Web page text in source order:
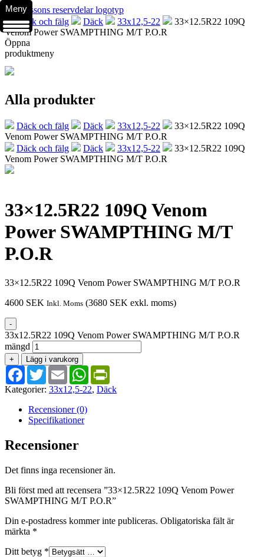
Däck och fälg Däck 33x12,5-22
33×12.5R22 109Q
Venom Power SWAMPTHING M/T P.O.R
Öppna
produktmeny
Alla produkter
Däck och fälg Däck 33x12,5-22
33×12.5R22 109Q
Venom Power SWAMPTHING M/T P.O.R
Däck och fälg
Däck 33x12,5-22
33×12.5R22 109Q
Venom Power SWAMPTHING M/T P.O.R
33×12.5R22 109Q Venom
Power SWAMPTHING M/T
P.O.R
33×12.5R22 109Q Venom Power SWAMPTHING M/T P.O.R
4600 SEK Inkl. Moms (3680 SEK exkl. moms)
-
33x12.5R22 109Q Venom Power SWAMPTHING M/T P.O.R
mängd
+ Lägg i varukorg
Facebook
TwitterEmail WhatsApp
Kategorier: 33x12,5-22, Däck
Recensioner (0)
Specifikationer
Recensioner
Det finns inga recensioner än.
Bli först med att recensera ”33×12.5R22 109Q Venom Power
SWAMPTHING M/T P.O.R”
Din e-postadress kommer inte publiceras. Obligatoriska fält är
märkta *
Ditt betyg *
Meny